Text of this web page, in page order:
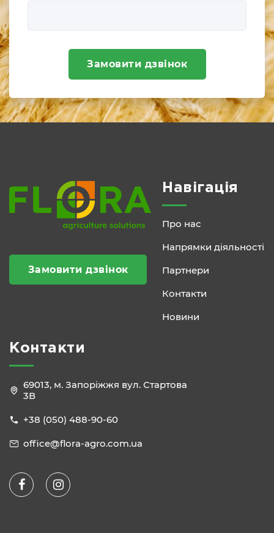
Замовити дзвінок
Замовити дзвінок
Навігація
Про нас
Напрямки діяльності
Партнери
Контакти
Новини
Контакти
69013, м. Запоріжжя вул. Стартова
3В
+38 (050) 488-90-60
office@flora-agro.com.ua